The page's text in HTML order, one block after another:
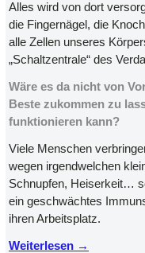
Alles wird von dort
die Fingernägel, die
alle Zellen unseres
„Schaltzentrale“ des
Wäre es da nicht von
Beste zukommen zu
funktionieren kann?
Viele Menschen
wegen irgendwelchen
Schnupfen, Heiserkeit…
ein geschwächtes
ihren Arbeitsplatz.
Weiterlesen →